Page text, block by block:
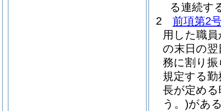
る連続す
2
前項第2
用した職員
の末日の
務に割り
規定する
長が定める
う。)があ